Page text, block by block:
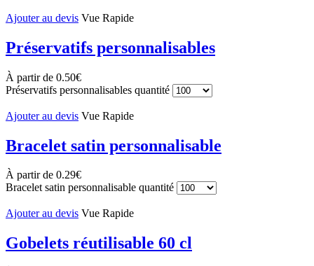
Ajouter au devis Vue Rapide
Préservatifs personnalisables
À partir de 0.50€
Préservatifs personnalisables quantité
Ajouter au devis Vue Rapide
Bracelet satin personnalisable
À partir de 0.29€
Bracelet satin personnalisable quantité
Ajouter au devis Vue Rapide
Gobelets réutilisable 60 cl